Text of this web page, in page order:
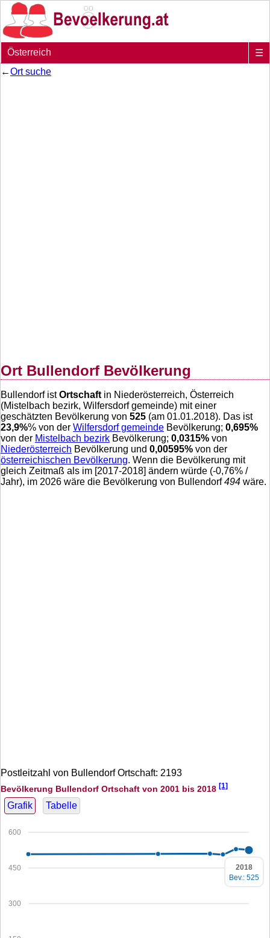
Österreich
☰
←Ort suche
Ort Bullendorf Bevölkerung
Bullendorf istOrtschaft in Niederösterreich, Österreich
(Mistelbach bezirk, Wilfersdorf gemeinde) mit einer
geschätzten Bevölkerung von 525 (am 01.01.2018). Das ist
23,9%% von der Wilfersdorf gemeinde Bevölkerung; 0,695%
von der Mistelbach bezirk Bevölkerung; 0,0315% von
Niederösterreich Bevölkerung und 0,00595% von der
österreichischen Bevölkerung. Wenn die Bevölkerung mit
gleich Zeitmaß als im [2017-2018] ändern würde (-0,76% /
Jahr), im 2026 wäre die Bevölkerung von Bullendorf494 wäre.
Postleitzahl von Bullendorf Ortschaft: 2193
Bevölkerung Bullendorf Ortschaft von 2001 bis 2018 [1]
Grafik Tabelle
300
450
600
2018
Bev.: 525